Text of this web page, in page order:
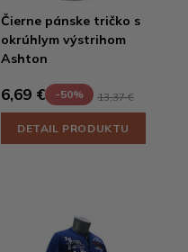
Čierne pánske tričko s
okrúhlym výstrihom
Ashton
6,69 € -50% 13,37 €
DETAIL PRODUKTU